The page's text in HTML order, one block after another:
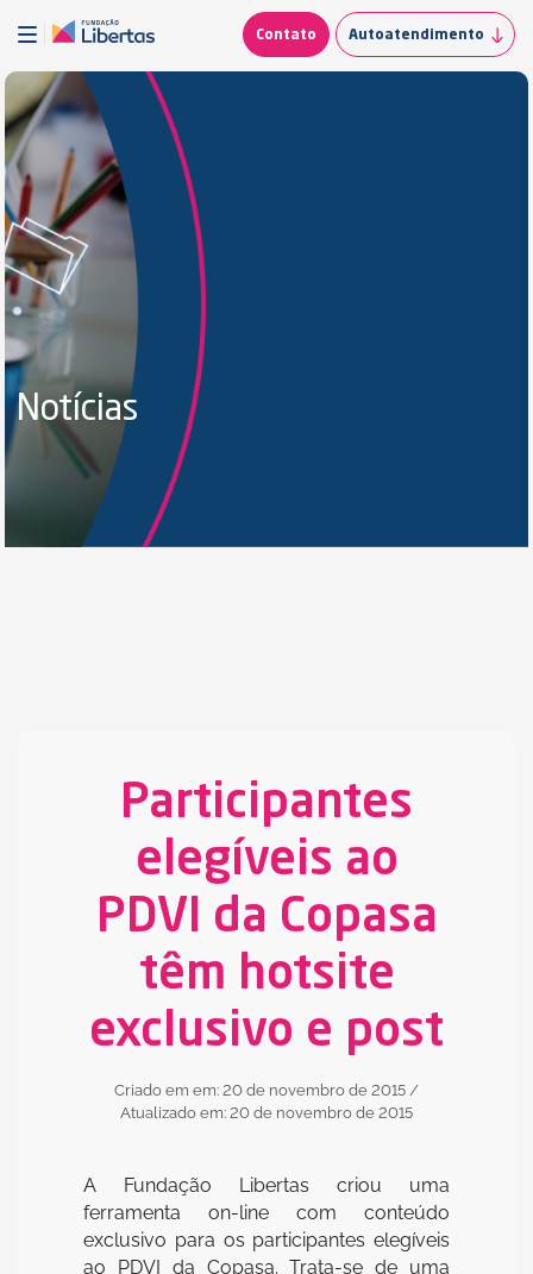
Contato Autoatendimento
Notícias
Participantes
elegíveis ao
PDVI da Copasa
têm hotsite
exclusivo e post
Criado em em: 20 de novembro de 2015 /
Atualizado em: 20 de novembro de 2015
A Fundação Libertas criou uma
ferramenta on-line com conteúdo
exclusivo para os participantes elegíveis
ao PDVI da Copasa. Trata-se de uma